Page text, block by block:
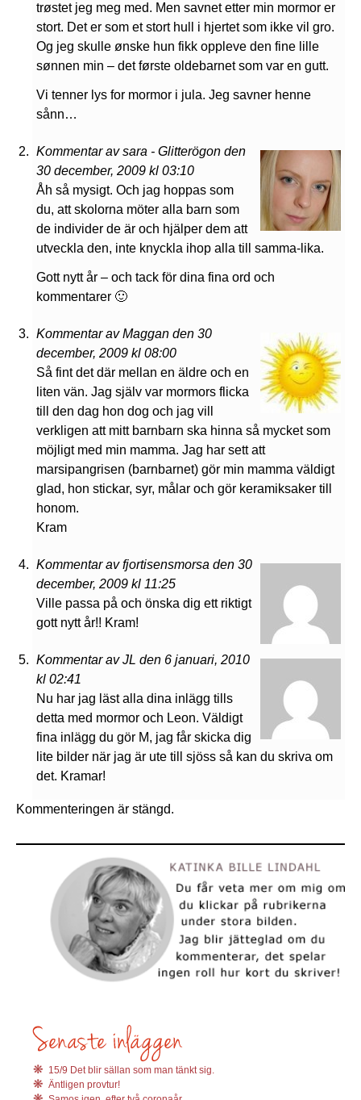
trøstet jeg meg med. Men savnet etter min mormor er
stort. Det er som et stort hull i hjertet som ikke vil gro.
Og jeg skulle ønske hun fikk oppleve den fine lille
sønnen min – det første oldebarnet som var en gutt.
Vi tenner lys for mormor i jula. Jeg savner henne
sånn…
Kommentar av sara - Glitterögon den
30 december, 2009 kl 03:10
Åh så mysigt. Och jag hoppas som
du, att skolorna möter alla barn som
de individer de är och hjälper dem att
utveckla den, inte knyckla ihop alla till samma-lika.
Gott nytt år – och tack för dina fina ord och
kommentarer 🙂
Kommentar av Maggan den 30
december, 2009 kl 08:00
Så fint det där mellan en äldre och en
liten vän. Jag själv var mormors flicka
till den dag hon dog och jag vill
verkligen att mitt barnbarn ska hinna så mycket som
möjligt med min mamma. Jag har sett att
marsipangrisen (barnbarnet) gör min mamma väldigt
glad, hon stickar, syr, målar och gör keramiksaker till
honom.
Kram
Kommentar av fjortisensmorsa den 30
december, 2009 kl 11:25
Ville passa på och önska dig ett riktigt
gott nytt år!! Kram!
Kommentar av JL den 6 januari, 2010
kl 02:41
Nu har jag läst alla dina inlägg tills
detta med mormor och Leon. Väldigt
fina inlägg du gör M, jag får skicka dig
lite bilder när jag är ute till sjöss så kan du skriva om
det. Kramar!
Kommenteringen är stängd.
15/9 Det blir sällan som man tänkt sig.
Äntligen provtur!